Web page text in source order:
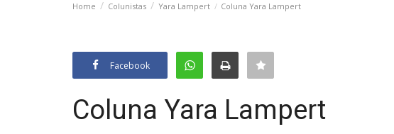
Home Colunistas Yara Lampert Coluna Yara Lampert
Facebook
Coluna Yara Lampert